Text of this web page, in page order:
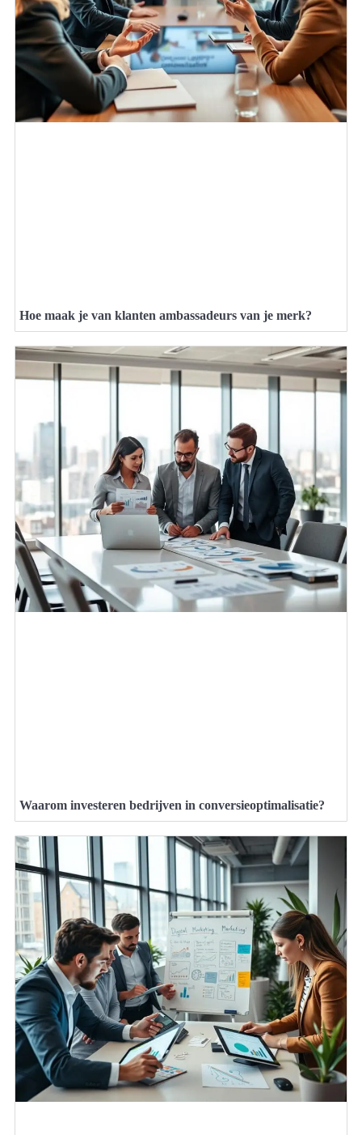
Hoe maak je van klanten ambassadeurs van je merk?
Waarom investeren bedrijven in conversieoptimalisatie?